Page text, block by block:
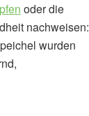
oder die
nachweisen:
wurden